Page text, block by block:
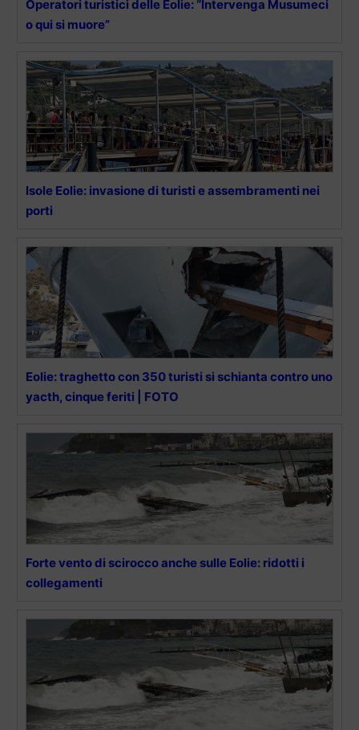
Operatori turistici delle Eolie: “Intervenga Musumeci
o qui si muore”
Isole Eolie: invasione di turisti e assembramenti nei
porti
Eolie: traghetto con 350 turisti si schianta contro uno
yacth, cinque feriti | FOTO
Forte vento di scirocco anche sulle Eolie: ridotti i
collegamenti